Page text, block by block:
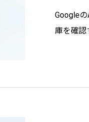
Google
庫を確認